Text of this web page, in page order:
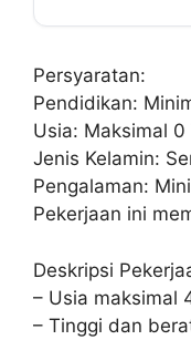
Persyaratan:
Pendidikan:
Usia: Maksimal 0
Jenis Kelamin:
Pengalaman:
Pekerjaan ini
Deskripsi
– Usia maksimal
– Tinggi dan